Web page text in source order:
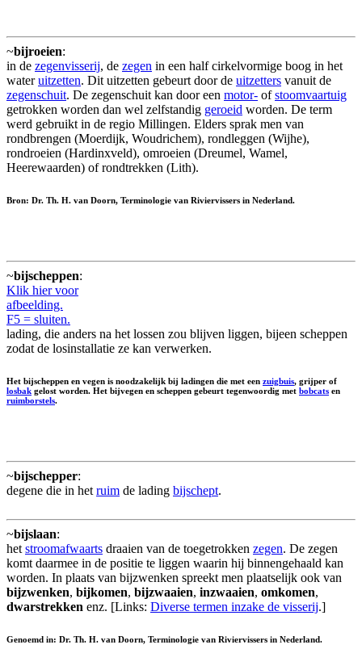
~bijroeien:
in de zegenvisserij, de zegen in een half cirkelvormige boog in het
wateruitzetten. Dit uitzetten gebeurt door de uitzetters vanuit de
zegenschuit. De zegenschuit kan door een motor- ofstoomvaartuig
getrokken worden dan wel zelfstandig geroeid worden. De term
werd gebruikt in de regio Millingen. Elders sprak men van
rondbrengen (Moerdijk, Woudrichem), rondleggen (Wijhe),
rondroeien (Hardinxveld), omroeien (Dreumel, Wamel,
Heerewaarden) of rondtrekken (Lith).
Bron: Dr. Th. H. van Doorn, Terminologie van Riviervissers in Nederland.
~bijscheppen:
Klik hier voor
afbeelding.
F5 = sluiten.
lading, die anders na het lossen zou blijven liggen, bijeen scheppen
zodat de losinstallatie ze kan verwerken.
Het bijscheppen en vegen is noodzakelijk bij ladingen die met een zuigbuis, grijper of
losbak gelost worden. Het bijvegen en scheppen gebeurt tegenwoordig met bobcats en
ruimborstels.
~bijschepper:
degene die in het ruim de lading bijschept.
~bijslaan:
het stroomafwaarts draaien van de toegetrokken zegen. De zegen
komt daarmee in de positie te liggen waarin hij binnengehaald kan
worden. In plaats van bijzwenken spreekt men plaatselijk ook van
bijzwenken, bijkomen, bijzwaaien, inzwaaien, omkomen,
dwarstrekken enz. [Links: Diverse termen inzake de visserij.]
Genoemd in: Dr. Th. H. van Doorn, Terminologie van Riviervissers in Nederland.